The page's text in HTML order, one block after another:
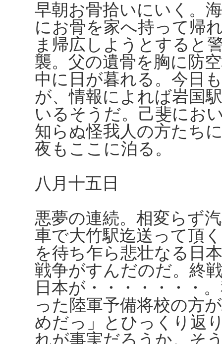
早朝お骨拾いにいく。
にお骨を家へ持って帰
ま帰広しようとすると
襲。父の遺骨を胸に防
中に日が暮れる。今日
が、情報によれば岩国
いるそうだ。己斐にお
知らぬ怪我人の方たち
夜もここに泊る。
八月十五日
悪夢の連続。相変らず
車で大竹駅迄送って頂
を待ち乍ら悲壮なる日
戦争がすんだのだ。終
日本が・・・・・・・
った陸軍予備将校の方
めだっ」とひっくり返
れが事実だろうか。そ